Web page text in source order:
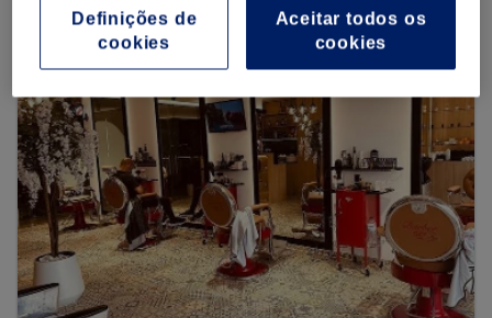
Aceitar todos os
cookies
Definições de
cookies